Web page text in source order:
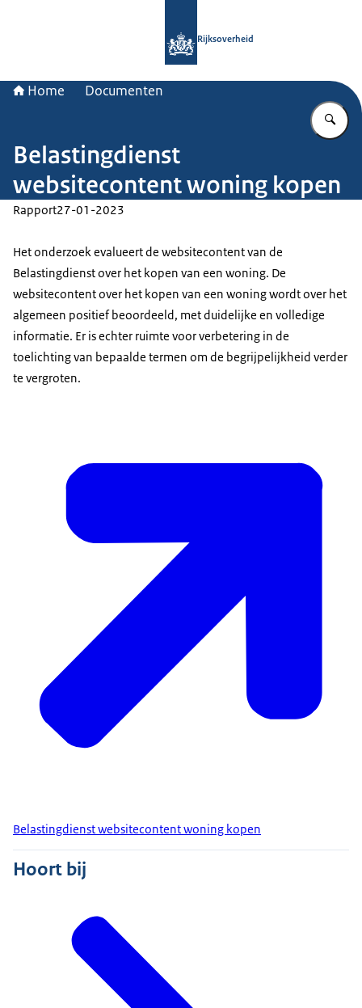
Rijksoverheid
Home Documenten
Belastingdienst
websitecontent woning kopen
Rapport27-01-2023
Het onderzoek evalueert de websitecontent van de
Belastingdienst over het kopen van een woning. De
websitecontent over het kopen van een woning wordt over het
algemeen positief beoordeeld, met duidelijke en volledige
informatie. Er is echter ruimte voor verbetering in de
toelichting van bepaalde termen om de begrijpelijkheid verder
te vergroten.
Belastingdienst websitecontent woning kopen
Hoort bij